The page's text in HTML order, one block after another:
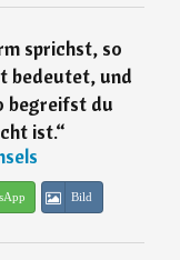
sprichst, so
bedeutet, und
begreifst du
ist.“
Bild